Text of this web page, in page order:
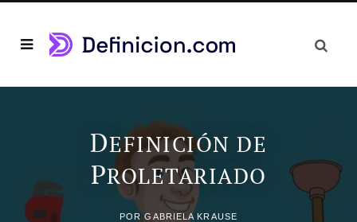
DEFINICIÓN DE
PROLETARIADO
PORGABRIELA KRAUSE